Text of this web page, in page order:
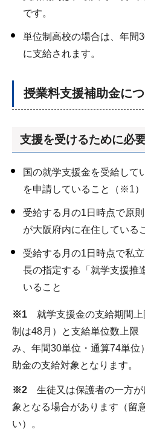
です。
単位制高校の場合は、年間
に支給されます。
授業料支援補助金に
支援を受けるために必
国の就学支援金を受給して
を申請していること（※1）
受給する月の1日時点で原
が大阪府内に在住している
受給する月の1日時点で私
長の指定する「就学支援推
いること
※1 就学⽀援⾦の⽀給期間
制は48⽉）と⽀給単位数上限
み、年間30単位・通算74単位
助⾦の⽀給対象となります。
※2 ⽣徒⼜は保護者の⼀⽅
象となる場合があります（留
い）。